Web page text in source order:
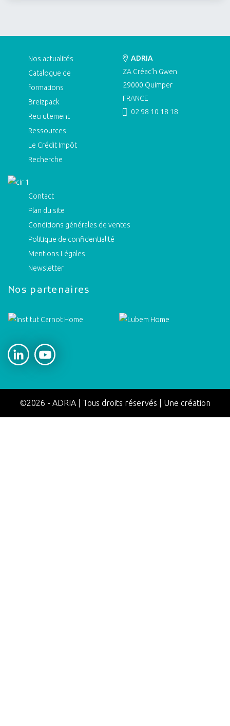
Nos actualités
Catalogue de
formations
Breizpack
Recrutement
Ressources
Le Crédit Impôt
Recherche
ADRIA
ZA Créac’h Gwen
29000 Quimper
FRANCE
02 98 10 18 18
Contact
Plan du site
Conditions générales de ventes
Politique de confidentialité
Mentions Légales
Newsletter
Nos partenaires
Adria social networks
©2026 - ADRIA Tous droits réservés Une création